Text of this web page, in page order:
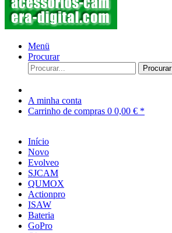
Menü
Procurar
Procurar
A minha conta
Carrinho de compras 0 0,00 € *
Início
Novo
Evolveo
SJCAM
QUMOX
Actionpro
ISAW
Bateria
GoPro